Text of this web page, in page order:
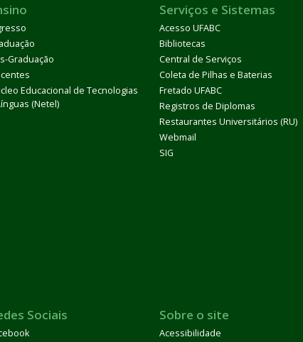
Graduação
Educacional de Tecnologias
(Netel)
Serviços e Sistemas
Acesso UFABC
Bibliotecas
Central de Serviços
Coleta de Pilhas e Baterias
Fretado UFABC
Registros de Diplomas
Restaurantes Universitários (RU)
Webmail
SIG
Sociais Sobre o site
Acessibilidade